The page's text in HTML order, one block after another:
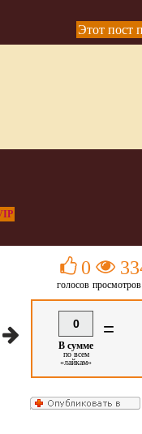
Этот пост
0
голосов просмотров
0
В сумме
по всем
«лайкам»
=